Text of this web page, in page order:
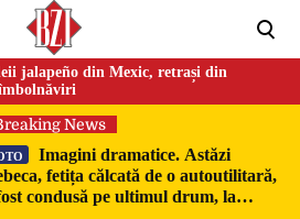
jalapeño din Mexic, retrași din
News
Imagini dramatice. Astăzi
fetița călcată de o autoutilitară,
condusă pe ultimul drum, la